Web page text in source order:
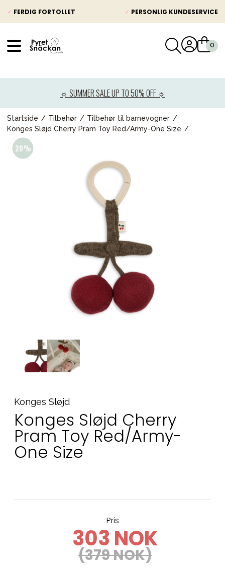
✓ FERDIG FORTOLLET ✓ PERSONLIG KUNDESERVICE
☼ SUMMER SALE UP TO 50% OFF ☼
Startside Tilbehør
Tilbehør til barnevogner
Konges Sløjd Cherry Pram Toy Red/Army-One Size
Konges Sløjd
Konges Sløjd Cherry
Pram Toy Red/Army-
One Size
Pris
303 NOK
(379 NOK)
Barnevogner
Bilstol
Leker og spill
Mamma & Pappa
Møbler & seng
Tilbehør
Reservedeler
Kampanjer
Tips om gaver
Våre favoritter
Varemerker
Sol og bading
Kontakt oss på